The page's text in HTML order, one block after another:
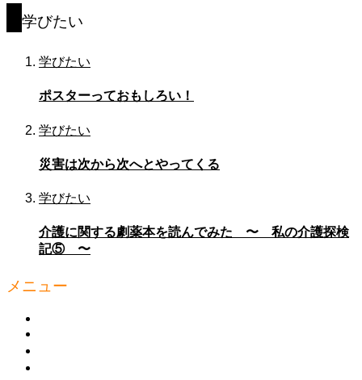
学びたい
学びたい
ポスターっておもしろい！
学びたい
災害は次から次へとやってくる
学びたい
介護に関する劇薬本を読んでみた 〜 私の介護探検
記⑤ 〜
メニュー